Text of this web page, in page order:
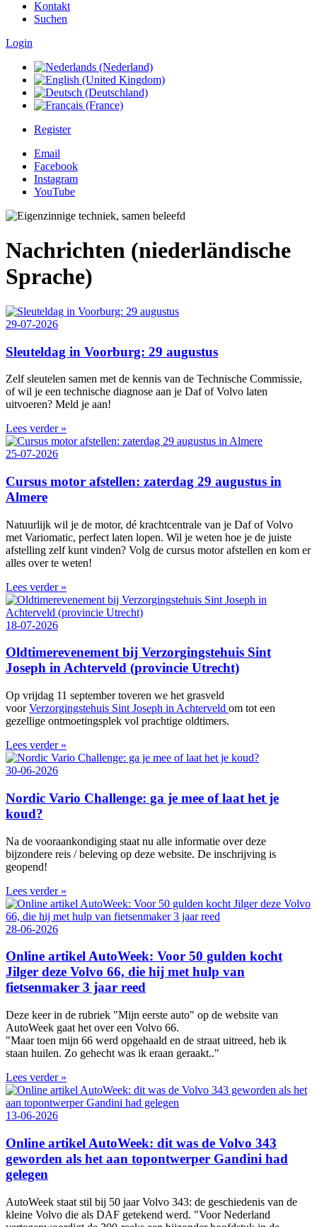
Kontakt
Suchen
Login
Register
Email
Facebook
Instagram
YouTube
Nachrichten (niederländische
Sprache)
29-07-2026
Sleuteldag in Voorburg: 29 augustus
Zelf sleutelen samen met de kennis van de Technische Commissie,
of wil je een technische diagnose aan je Daf of Volvo laten
uitvoeren? Meld je aan!
Lees verder »
25-07-2026
Cursus motor afstellen: zaterdag 29 augustus in
Almere
Natuurlijk wil je de motor, dé krachtcentrale van je Daf of Volvo
met Variomatic, perfect laten lopen. Wil je weten hoe je de juiste
afstelling zelf kunt vinden? Volg de cursus motor afstellen en kom er
alles over te weten!
Lees verder »
18-07-2026
Oldtimerevenement bij Verzorgingstehuis Sint
Joseph in Achterveld (provincie Utrecht)
Op vrijdag 11 september toveren we het grasveld
voorVerzorgingstehuis Sint Joseph in Achterveld om tot een
gezellige ontmoetingsplek vol prachtige oldtimers.
Lees verder »
30-06-2026
Nordic Vario Challenge: ga je mee of laat het je
koud?
Na de vooraankondiging staat nu alle informatie over deze
bijzondere reis / beleving op deze website. De inschrijving is
geopend!
Lees verder »
28-06-2026
Online artikel AutoWeek: Voor 50 gulden kocht
Jilger deze Volvo 66, die hij met hulp van
fietsenmaker 3 jaar reed
Deze keer in de rubriek "Mijn eerste auto" op de website van
AutoWeek gaat het over een Volvo 66.
"Maar toen mijn 66 werd opgehaald en de straat uitreed, heb ik
staan huilen. Zo gehecht was ik eraan geraakt.."
Lees verder »
13-06-2026
Online artikel AutoWeek: dit was de Volvo 343
geworden als het aan topontwerper Gandini had
gelegen
AutoWeek staat stil bij 50 jaar Volvo 343: de geschiedenis van de
kleine Volvo die als DAF getekend werd. "Voor Nederland